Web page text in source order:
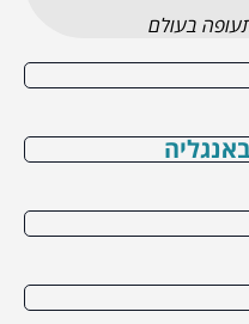
בעולם